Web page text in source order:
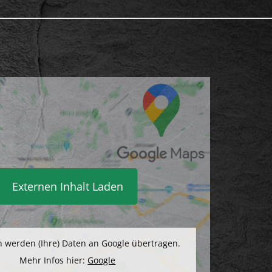
Externen Inhalt Laden
werden (Ihre) Daten an Google übertragen.
Mehr Infos hier: Google